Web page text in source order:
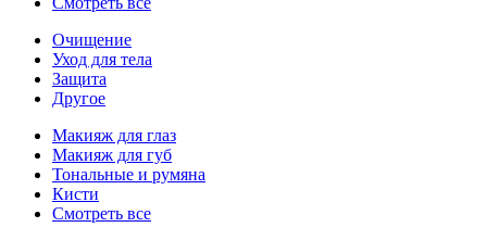
Очищение
Уход для тела
Защита
Другое
Макияж для глаз
Макияж для губ
Тональные и румяна
Кисти
Смотреть все